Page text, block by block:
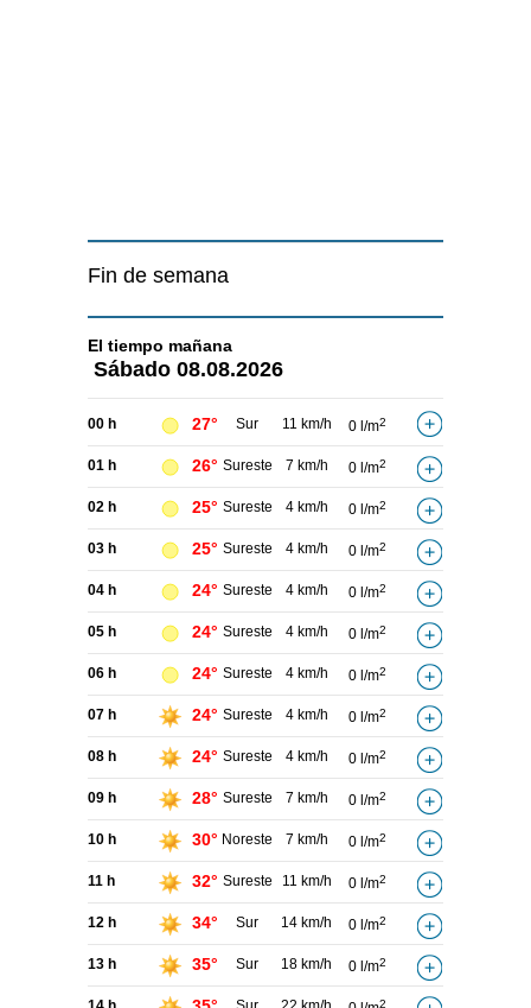
Fin de semana
El tiempo mañana
Sábado 08.08.2026
00 h 27° Sur 11 km/h 0 l/m2
01 h 26° Sureste 7 km/h 0 l/m2
02 h 25° Sureste 4 km/h 0 l/m2
03 h 25° Sureste 4 km/h 0 l/m2
04 h 24° Sureste 4 km/h 0 l/m2
05 h 24° Sureste 4 km/h 0 l/m2
06 h 24° Sureste 4 km/h 0 l/m2
07 h 24° Sureste 4 km/h 0 l/m2
08 h 24° Sureste 4 km/h 0 l/m2
09 h 28° Sureste 7 km/h 0 l/m2
10 h 30° Noreste 7 km/h 0 l/m2
11 h 32° Sureste 11 km/h 0 l/m2
12 h 34° Sur 14 km/h 0 l/m2
13 h 35° Sur 18 km/h 0 l/m2
2